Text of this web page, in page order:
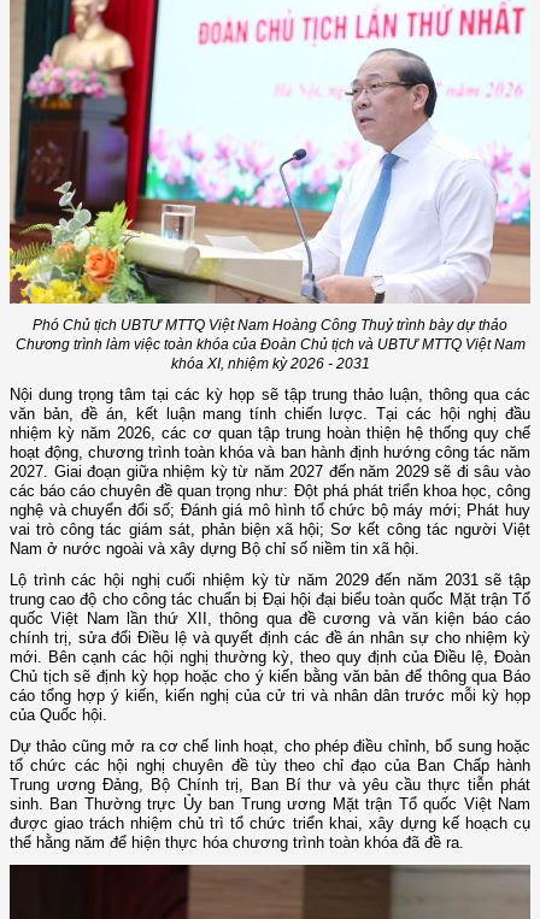
Phó Chủ tịch UBTƯ MTTQ Việt Nam Hoàng Công Thuỷ trình bày dự thảo
Chương trình làm việc toàn khóa của Đoàn Chủ tịch và UBTƯ MTTQ Việt Nam
khóa XI, nhiệm kỳ 2026 - 2031
Nội dung trọng tâm tại các kỳ họp sẽ tập trung thảo luận, thông qua các
văn bản, đề án, kết luận mang tính chiến lược. Tại các hội nghị đầu
nhiệm kỳ năm 2026, các cơ quan tập trung hoàn thiện hệ thống quy chế
hoạt động, chương trình toàn khóa và ban hành định hướng công tác năm
2027. Giai đoạn giữa nhiệm kỳ từ năm 2027 đến năm 2029 sẽ đi sâu vào
các báo cáo chuyên đề quan trọng như: Đột phá phát triển khoa học, công
nghệ và chuyển đổi số; Đánh giá mô hình tổ chức bộ máy mới; Phát huy
vai trò công tác giám sát, phản biện xã hội; Sơ kết công tác người Việt
Nam ở nước ngoài và xây dựng Bộ chỉ số niềm tin xã hội.
Lộ trình các hội nghị cuối nhiệm kỳ từ năm 2029 đến năm 2031 sẽ tập
trung cao độ cho công tác chuẩn bị Đại hội đại biểu toàn quốc Mặt trận Tổ
quốc Việt Nam lần thứ XII, thông qua đề cương và văn kiện báo cáo
chính trị, sửa đổi Điều lệ và quyết định các đề án nhân sự cho nhiệm kỳ
mới. Bên cạnh các hội nghị thường kỳ, theo quy định của Điều lệ, Đoàn
Chủ tịch sẽ định kỳ họp hoặc cho ý kiến bằng văn bản để thông qua Báo
cáo tổng hợp ý kiến, kiến nghị của cử tri và nhân dân trước mỗi kỳ họp
của Quốc hội.
Dự thảo cũng mở ra cơ chế linh hoạt, cho phép điều chỉnh, bổ sung hoặc
tổ chức các hội nghị chuyên đề tùy theo chỉ đạo của Ban Chấp hành
Trung ương Đảng, Bộ Chính trị, Ban Bí thư và yêu cầu thực tiễn phát
sinh. Ban Thường trực Ủy ban Trung ương Mặt trận Tổ quốc Việt Nam
được giao trách nhiệm chủ trì tổ chức triển khai, xây dựng kế hoạch cụ
thể hằng năm để hiện thực hóa chương trình toàn khóa đã đề ra.